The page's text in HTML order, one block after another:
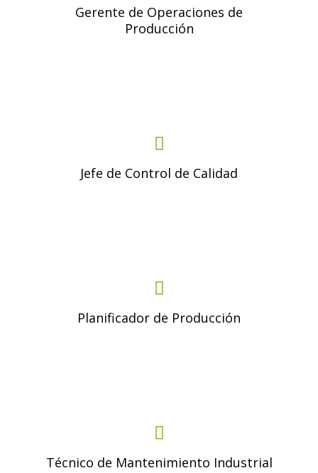
Gerente de Operaciones de
Producción
Jefe de Control de Calidad
Planificador de Producción
Técnico de Mantenimiento Industrial